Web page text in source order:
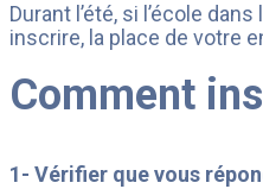
Durant l’été, si l’école
inscrire, la place de votre
Comment
1- Vérifier que vous